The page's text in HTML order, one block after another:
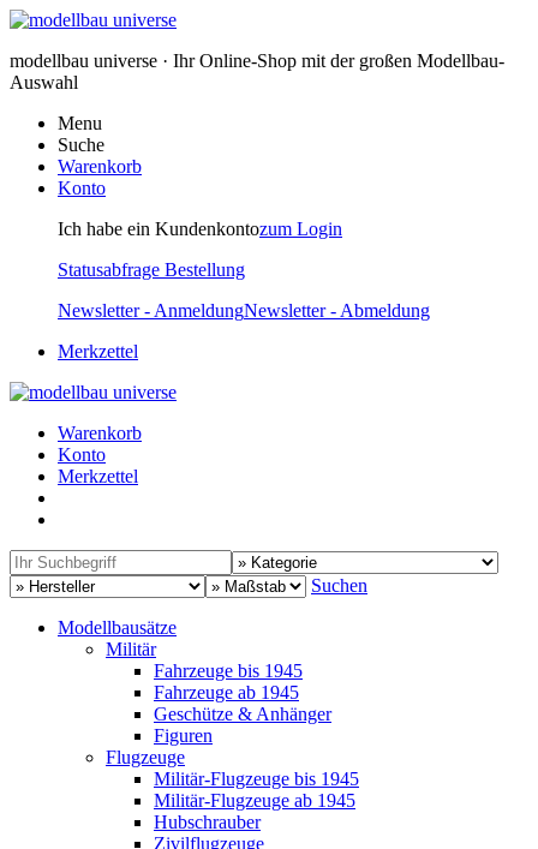
modellbau universe · Ihr Online-Shop mit der großen Modellbau-
Auswahl
Menu
Suche
Warenkorb
Konto
Ich habe ein Kundenkontozum Login
Statusabfrage Bestellung
Newsletter - AnmeldungNewsletter - Abmeldung
Merkzettel
Warenkorb
Konto
Merkzettel
Suchen
Modellbausätze
Militär
Fahrzeuge bis 1945
Fahrzeuge ab 1945
Geschütze & Anhänger
Figuren
Flugzeuge
Militär-Flugzeuge bis 1945
Militär-Flugzeuge ab 1945
Hubschrauber
Zivilflugzeuge